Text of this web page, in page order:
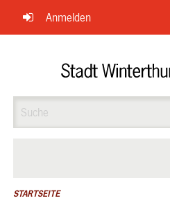
Navigation
überspringen
Anmelden
ÜBER UNS
STARTSEITE